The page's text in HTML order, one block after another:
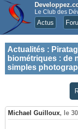
Le Club des
Actus
Actualités :
biométriques : de
simples
Michael Guilloux, le